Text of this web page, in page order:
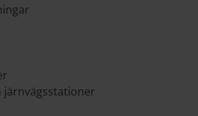
järnvägsstationer